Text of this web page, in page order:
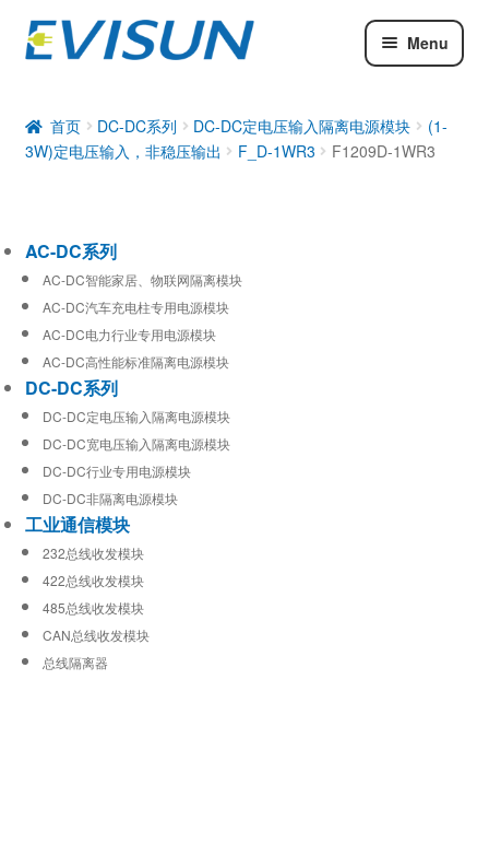
Menu
DC-DC系列
工业通信模块
首页 DC-DC系列 DC-DC定电压输入隔离电源模块
(1-
3W)定电压输入，非稳压输出
F_D-1WR3 F1209D-1WR3
AC-DC系列
AC-DC智能家居、物联网隔离模块
AC-DC汽车充电柱专用电源模块
AC-DC电力行业专用电源模块
AC-DC高性能标准隔离电源模块
DC-DC系列
DC-DC定电压输入隔离电源模块
DC-DC宽电压输入隔离电源模块
DC-DC行业专用电源模块
DC-DC非隔离电源模块
工业通信模块
232总线收发模块
422总线收发模块
485总线收发模块
CAN总线收发模块
总线隔离器